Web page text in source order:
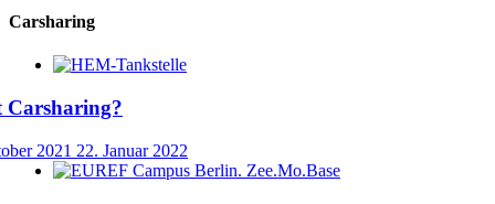
Carsharing
Carsharing?
2021 22. Januar 2022